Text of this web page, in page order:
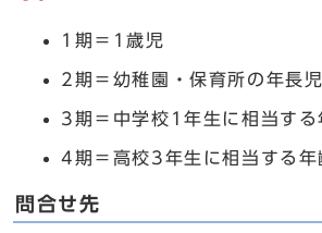
1期＝1歳児
2期＝幼稚園・保育所の年長児
3期＝中学校1年生に相当する
4期＝高校3年生に相当する年
問合せ先